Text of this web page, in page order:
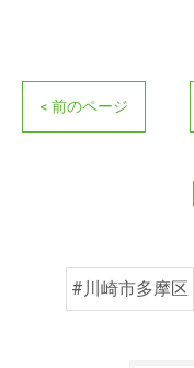
< 前のページ
#川崎市多摩区